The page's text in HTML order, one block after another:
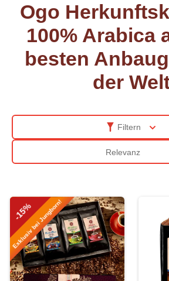
Ogo
100% Arabica
besten
der
Filtern
-15%
Exklusiv bei Jungborn!